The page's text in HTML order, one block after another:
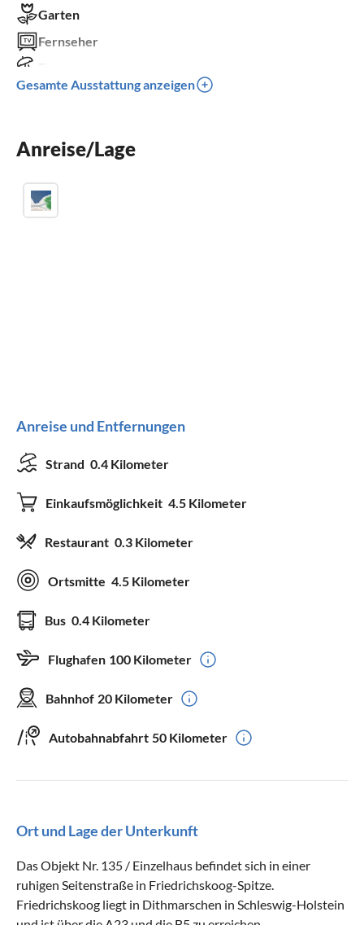
Garten
Fernseher
Spülmaschine
Kinderbett
Gesamte Ausstattung anzeigen
Anreise/Lage
Anreise und Entfernungen
Strand 0.4 Kilometer
Einkaufsmöglichkeit 4.5 Kilometer
Restaurant 0.3 Kilometer
Ortsmitte 4.5 Kilometer
Bus 0.4 Kilometer
Flughafen 100 Kilometer
Bahnhof 20 Kilometer
Autobahnabfahrt 50 Kilometer
Ort und Lage der Unterkunft
Das Objekt Nr. 135 / Einzelhaus befindet sich in einer
ruhigen Seitenstraße in Friedrichskoog-Spitze.
Friedrichskoog liegt in Dithmarschen in Schleswig-Holstein